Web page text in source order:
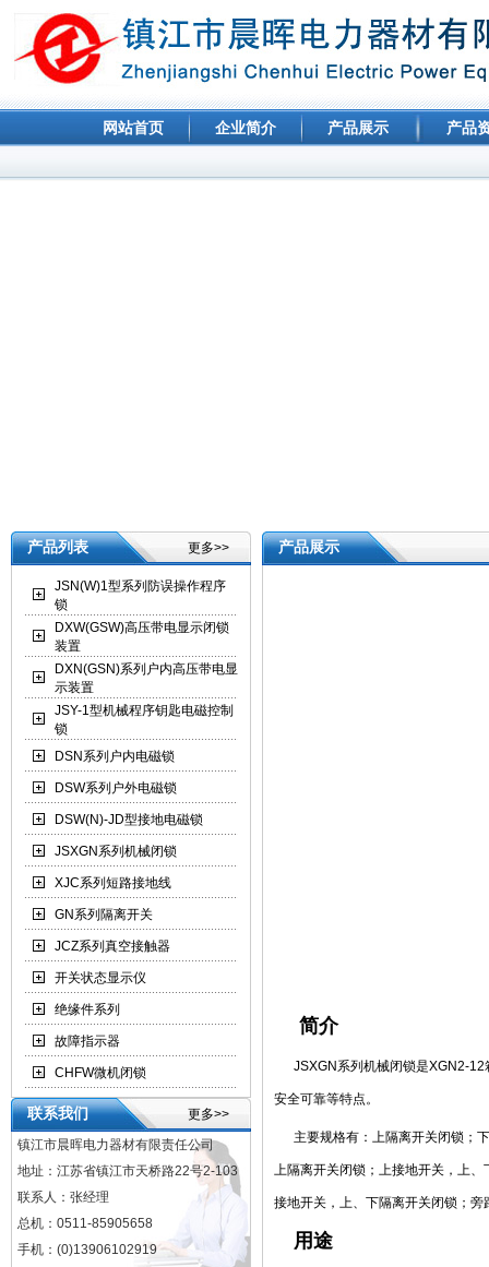
网站首页 企业简介 产品展示 产品
产品列表 更多>>
JSN(W)1型系列防误操作程序
锁
DXW(GSW)高压带电显示闭锁
装置
DXN(GSN)系列户内高压带电显
示装置
JSY-1型机械程序钥匙电磁控制
锁
DSN系列户内电磁锁
DSW系列户外电磁锁
DSW(N)-JD型接地电磁锁
JSXGN系列机械闭锁
XJC系列短路接地线
GN系列隔离开关
JCZ系列真空接触器
开关状态显示仪
绝缘件系列
故障指示器
CHFW微机闭锁
联系我们
更多>>
镇江市晨晖电力器材有限责任公司
地址：江苏省镇江市天桥路22号2-103
联系人：张经理
总机：0511-85905658
手机：(0)13906102919
产品展示
简介
JSXGN系列机械闭锁是XGN2-12
安全可靠等特点。
主要规格有：上隔离开关闭锁；下
上隔离开关闭锁；上接地开关，上
接地开关，上、下隔离开关闭锁；
用途